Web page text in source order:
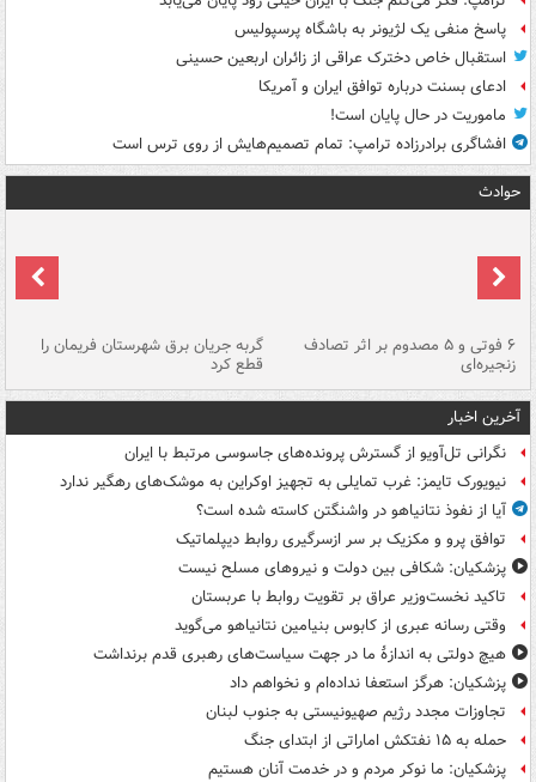
پاسخ منفی یک لژیونر به باشگاه پرسپولیس
استقبال خاص دخترک عراقی از زائران اربعین حسینی
ادعای بسنت درباره توافق ایران و آمریکا
ماموریت در حال پایان است!
افشاگری برادرزاده ترامپ: تمام تصمیم‌هایش از روی ترس است
حوادث
۶ فوتی و ۵ مصدوم بر اثر تصادف
زنجیره‌ای
گربه جریان برق شهرستان فریمان را
قطع کرد
آخرین اخبار
نگرانی تل‌آویو از گسترش پرونده‌های جاسوسی مرتبط با ایران
نیویورک تایمز: غرب تمایلی به تجهیز اوکراین به موشک‌های رهگیر ندارد
آیا از نفوذ نتانیاهو در واشنگتن کاسته شده است؟
توافق پرو و مکزیک بر سر ازسرگیری روابط دیپلماتیک
پزشکیان: شکافی بین دولت و نیروهای مسلح نیست
تاکید نخست‌وزیر عراق بر تقویت روابط با عربستان
وقتی رسانه عبری از کابوس بنیامین نتانیاهو می‌گوید
هیچ دولتی به اندازۀ ما در جهت سیاست‌های رهبری قدم برنداشت
پزشکیان: هرگز استعفا نداده‌ام و نخواهم داد
تجاوزات مجدد رژیم صهیونیستی به جنوب لبنان
حمله به ۱۵ نفتکش‌ اماراتی از ابتدای جنگ
پزشکیان: ما نوکر مردم و در خدمت آنان هستیم